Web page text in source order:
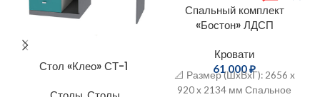
Стол «Клео» СТ-1
Спальный комплект
«Бостон» ЛДСП
Кровати
61 000₽
📐 Размер (ШxВхГ): 2656 x
920 x 2134 мм Спальное